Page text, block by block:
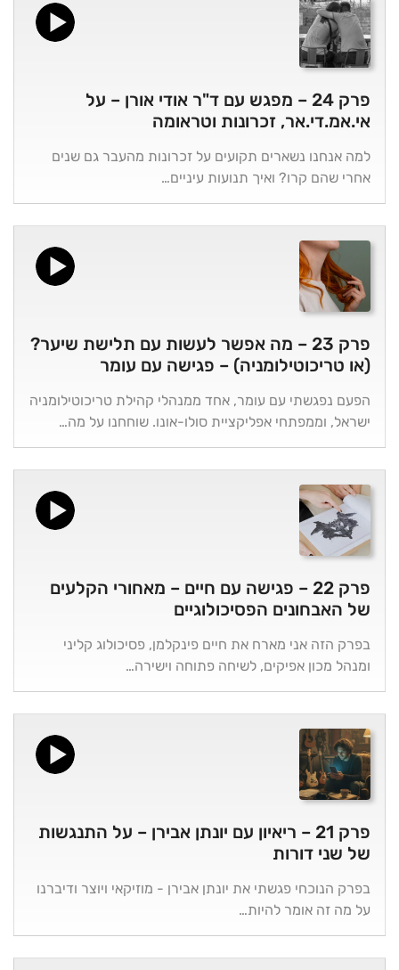
פרק 24 – מפגש עם ד"ר אודי אורן – על
אי.אמ.די.אר, זכרונות וטראומה
למה אנחנו נשארים תקועים על זכרונות מהעבר גם שנים
אחרי שהם קרו? ואיך תנועות עיניים…
פרק 23 – מה אפשר לעשות עם תלישת שיער?
(או טריכוטילומניה) – פגישה עם עומר
הפעם נפגשתי עם עומר, אחד ממנהלי קהילת טריכוטילומניה
ישראל, וממפתחי אפליקציית סולו-אונו. שוחחנו על מה…
פרק 22 – פגישה עם חיים – מאחורי הקלעים
של האבחונים הפסיכולוגיים
בפרק הזה אני מארח את חיים פינקלמן, פסיכולוג קליני
ומנהל מכון אפיקים, לשיחה פתוחה וישירה…
פרק 21 – ריאיון עם יונתן אבירן – על התנגשות
של שני דורות
בפרק הנוכחי פגשתי את יונתן אבירן - מוזיקאי ויוצר ודיברנו
על מה זה אומר להיות…